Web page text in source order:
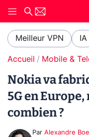
Meilleur VPN IA
Accueil Mobile &
Nokia va
5G en
combien ?
Par Alexandre